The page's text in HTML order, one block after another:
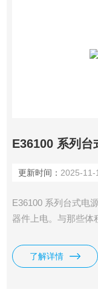
E36100 系列台
更新时间： 2025-11-
E36100 系列台式电
器件上电。与那些体
（2U，¼-机架），
上。通过易于使用的
了解详情